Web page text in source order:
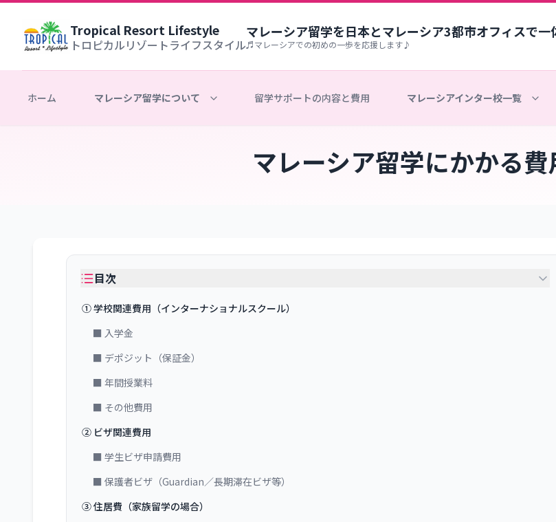
Tropical Resort Lifestyle
トロピカルリゾートライフスタイル
マレーシア留学を日本とマレーシア3都市オフィスで一
♬マレーシアでの初めの一歩を応援します♪
ホーム マレーシア留学について 留学サポートの内容と費用 マレーシアインター校一覧
マレーシア留学にかかる
目次
① 学校関連費用（インターナショナルスクール）
■ 入学金
■ デポジット（保証金）
■ 年間授業料
■ その他費用
② ビザ関連費用
■ 学生ビザ申請費用
■ 保護者ビザ（Guardian／長期滞在ビザ等）
③ 住居費（家族留学の場合）